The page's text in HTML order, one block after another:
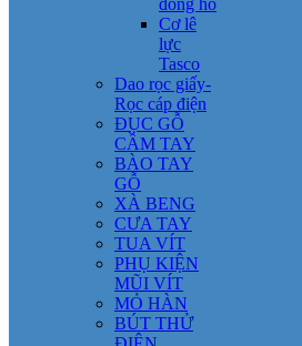
đồng hồ
Cơ lê
lực
Tasco
Dao rọc giấy-
Rọc cáp điện
ĐỤC GỖ
CẦM TAY
BÀO TAY
GỖ
XÀ BENG
CƯA TAY
TUA VÍT
PHỤ KIỆN
MŨI VÍT
MỎ HÀN
BÚT THỬ